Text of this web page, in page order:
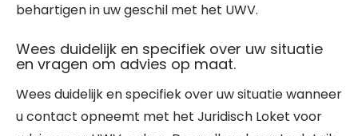
behartigen in uw geschil met het UWV.
Wees duidelijk en specifiek over uw situatie
en vragen om advies op maat.
Wees duidelijk en specifiek over uw situatie wanneer
u contact opneemt met het Juridisch Loket voor